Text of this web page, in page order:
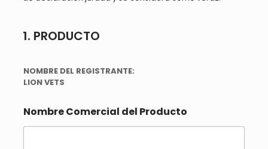
1. PRODUCTO
NOMBRE DEL REGISTRANTE:
LION VETS
Nombre Comercial del Producto